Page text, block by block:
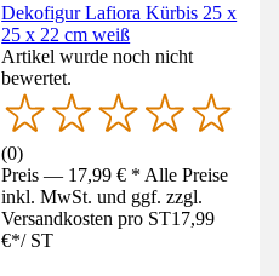
Dekofigur Lafiora Kürbis 25 x
25 x 22 cm weiß
Artikel wurde noch nicht
bewertet.
(0)
Preis — 17,99 € * Alle Preise
inkl. MwSt. und ggf. zzgl.
Versandkosten pro ST17,99
€*/ ST